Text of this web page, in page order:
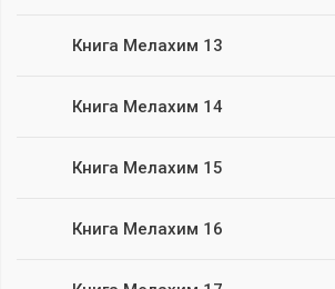
Книга Мелахим 13
Книга Мелахим 14
Книга Мелахим 15
Книга Мелахим 16